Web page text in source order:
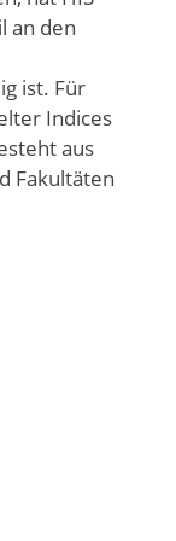
an den
ist. Für
Indices
aus
Fakultäten